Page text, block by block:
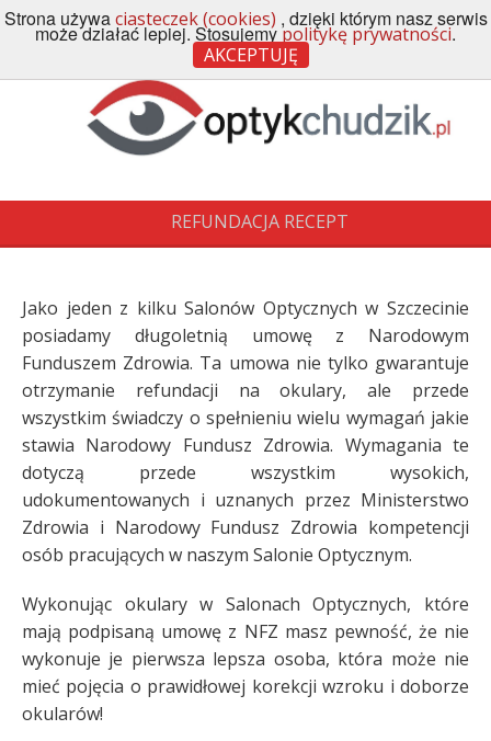
Menu
REFUNDACJA RECEPT
Jako jeden z kilku Salonów Optycznych w Szczecinie
posiadamy długoletnią umowę z Narodowym
Funduszem Zdrowia. Ta umowa nie tylko gwarantuje
otrzymanie refundacji na okulary, ale przede
wszystkim świadczy o spełnieniu wielu wymagań jakie
stawia Narodowy Fundusz Zdrowia. Wymagania te
dotyczą przede wszystkim wysokich,
udokumentowanych i uznanych przez Ministerstwo
Zdrowia i Narodowy Fundusz Zdrowia kompetencji
osób pracujących w naszym Salonie Optycznym.
Wykonując okulary w Salonach Optycznych, które
mają podpisaną umowę z NFZ masz pewność, że nie
wykonuje je pierwsza lepsza osoba, która może nie
mieć pojęcia o prawidłowej korekcji wzroku i doborze
okularów!
Strona używaciasteczek (cookies) , dzięki którym nasz serwis
może działać lepiej. Stosujemypolitykę prywatności.
AKCEPTUJĘ